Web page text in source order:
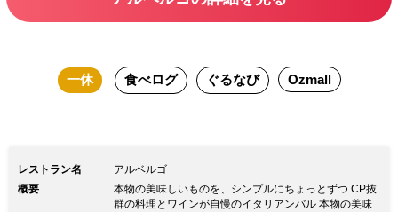
会・デート
一休 食べログ ぐるなび Ozmall
レストラン名
アルベルゴ
概要
本物の美味しいものを、シンプルにちょっとずつ CP抜
群の料理とワインが自慢のイタリアンバル 本物の美味